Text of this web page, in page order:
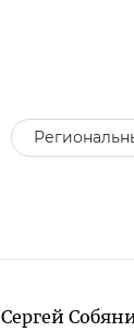
Сергей